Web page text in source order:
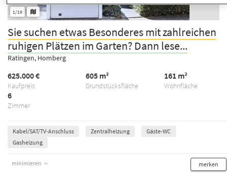
1/19
Sie suchen etwas Besonderes mit zahlreichen
ruhigen Plätzen im Garten? Dann lese...
Ratingen, Homberg
Kaufpreis
625.000 €
Grundstücksfläche
605 m²
Wohnfläche
161 m²
Zimmer
6
Kabel/SAT/TV-Anschluss Zentralheizung
Gäste-WC
Gasheizung
minimieren merken